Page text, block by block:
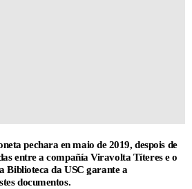
pechara en maio de 2019, despois de
entre a compañía Viravolta Títeres e o
Biblioteca da USC garante a
documentos.